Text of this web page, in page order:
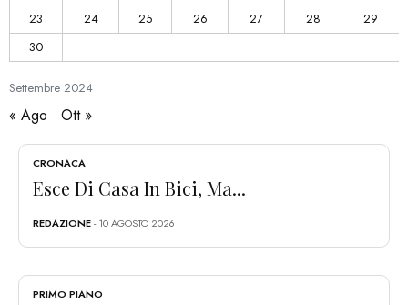
Settembre 2024
23
24 25 26 27 28
29
30
« Ago Ott »
CRONACA
Esce Di Casa In Bici, Ma...
REDAZIONE- 10 AGOSTO 2026
PRIMO PIANO